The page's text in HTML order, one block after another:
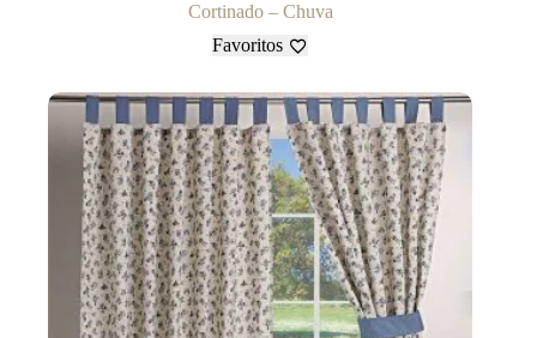
Cortinado – Chuva
Favoritos